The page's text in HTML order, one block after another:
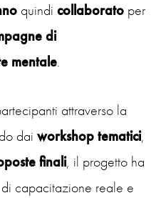
quindi collaborato per
di
mentale.
attraverso la
dai workshop tematici,
finali, il progetto ha
capacitazione reale e